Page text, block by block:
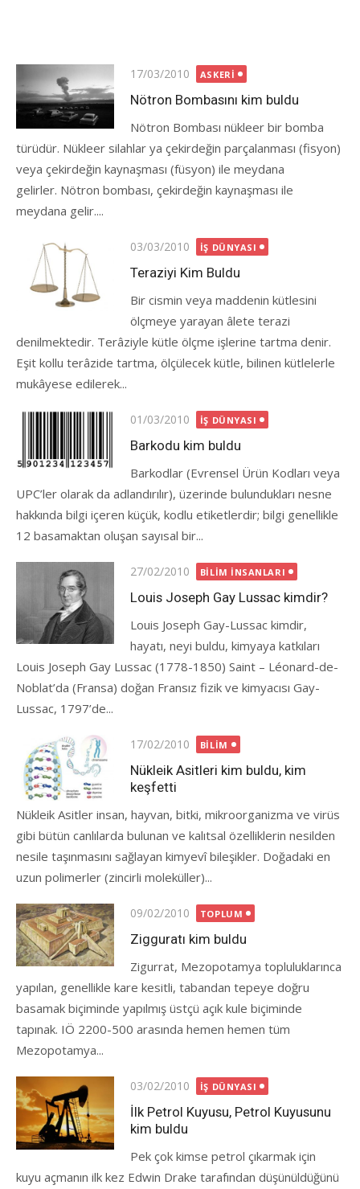
Posted
on
17/03/2010 ASKERI
Nötron Bombasını kim buldu
Nötron Bombası nükleer bir bomba
türüdür. Nükleer silahlar ya çekirdeğin parçalanması (fisyon)
veya çekirdeğin kaynaşması (füsyon) ile meydana
gelirler. Nötron bombası, çekirdeğin kaynaşması ile
meydana gelir....
Posted
on
03/03/2010 İŞ DÜNYASI
Teraziyi Kim Buldu
Bir cismin veya maddenin kütlesini
ölçmeye yarayan âlete terazi
denilmektedir. Terâziyle kütle ölçme işlerine tartma denir.
Eşit kollu terâzide tartma, ölçülecek kütle, bilinen kütlelerle
mukâyese edilerek...
Posted
on
01/03/2010 İŞ DÜNYASI
Barkodu kim buldu
Barkodlar (Evrensel Ürün Kodları veya
UPC’ler olarak da adlandırılır), üzerinde bulundukları nesne
hakkında bilgi içeren küçük, kodlu etiketlerdir; bilgi genellikle
12 basamaktan oluşan sayısal bir...
Posted
on
27/02/2010 BILIM İNSANLARI
Louis Joseph Gay Lussac kimdir?
Louis Joseph Gay-Lussac kimdir,
hayatı, neyi buldu, kimyaya katkıları
Louis Joseph Gay Lussac (1778-1850) Saint – Léonard-de-
Noblat’da (Fransa) doğan Fransız fizik ve kimyacısı Gay-
Lussac, 1797’de...
Posted
on
17/02/2010 BILIM
Nükleik Asitleri kim buldu, kim
keşfetti
Nükleik Asitler insan, hayvan, bitki, mikroorganizma ve virüs
gibi bütün canlılarda bulunan ve kalıtsal özelliklerin nesilden
nesile taşınmasını sağlayan kimyevî bileşikler. Doğadaki en
uzun polimerler (zincirli moleküller)...
Posted
on
09/02/2010 TOPLUM
Zigguratı kim buldu
Zigurrat, Mezopotamya topluluklarınca
yapılan, genellikle kare kesitli, tabandan tepeye doğru
basamak biçiminde yapılmış üstçü açık kule biçiminde
tapınak. IÖ 2200-500 arasında hemen hemen tüm
Mezopotamya...
Posted
on
03/02/2010 İŞ DÜNYASI
İlk Petrol Kuyusu, Petrol Kuyusunu
kim buldu
Pek çok kimse petrol çıkarmak için
kuyu açmanın ilk kez Edwin Drake tarafından düşünüldüğünü